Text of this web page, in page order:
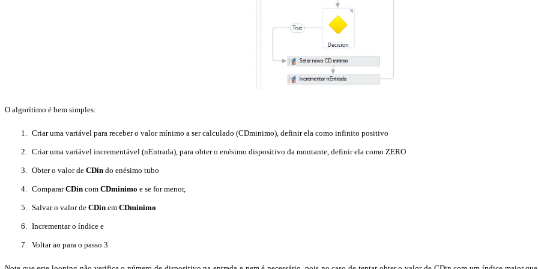
O algorítimo é bem simples:
Criar uma variável para receber o valor mínimo a ser calculado (CDminimo), definir ela como infinito positivo
Criar uma variável incrementável (nEntrada), para obter o enésimo dispositivo da montante, definir ela como ZERO
Obter o valor de CDin do enésimo tubo
CompararCDin com CDminimo e se for menor,
Salvar o valor de CDin em CDminimo
Incrementar o índice e
Voltar ao para o passo 3